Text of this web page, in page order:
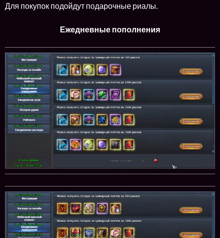
Для покупок подойдут подарочные риалы.
Ежедневные пополнения